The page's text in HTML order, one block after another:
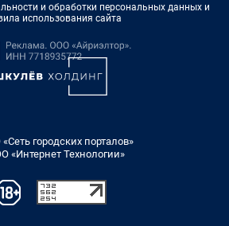
и обработки персональных данных и
использования сайта
городских порталов»
«Интернет Технологии»